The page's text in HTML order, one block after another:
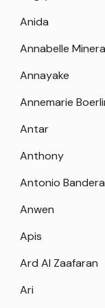
Anida
Annabelle
Annayake
Annemarie
Antar
Anthony
Antonio
Anwen
Apis
Ard Al Zaafaran
Ari